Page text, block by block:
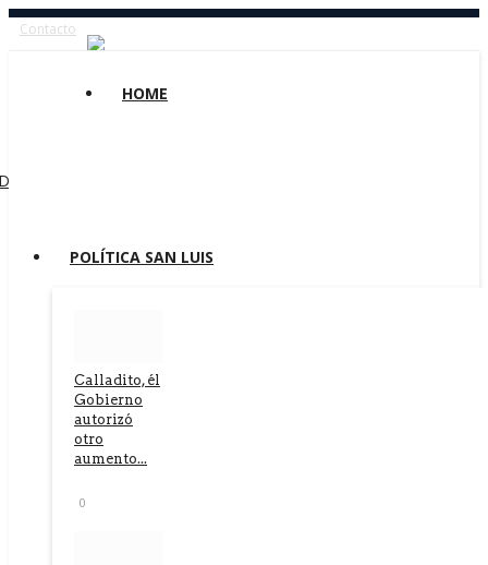
Contacto
COMECHINGONES
HOME
POLÍTICA SAN LUIS
Calladito, él
Gobierno
autorizó
otro
aumento...
0